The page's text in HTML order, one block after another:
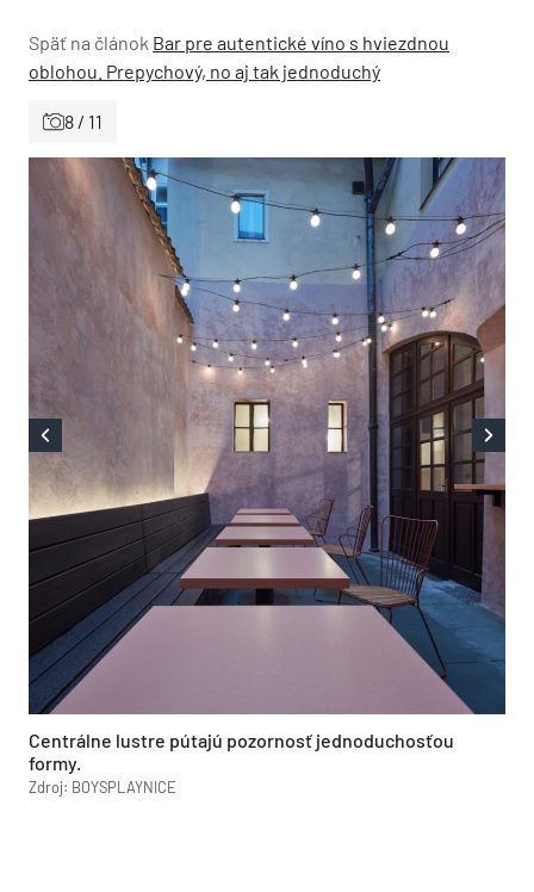
Späť na článok Bar pre autentické víno s hviezdnou
oblohou. Prepychový, no aj tak jednoduchý
8 / 11
Centrálne lustre pútajú pozornosť jednoduchosťou
formy.
Zdroj: BOYSPLAYNICE